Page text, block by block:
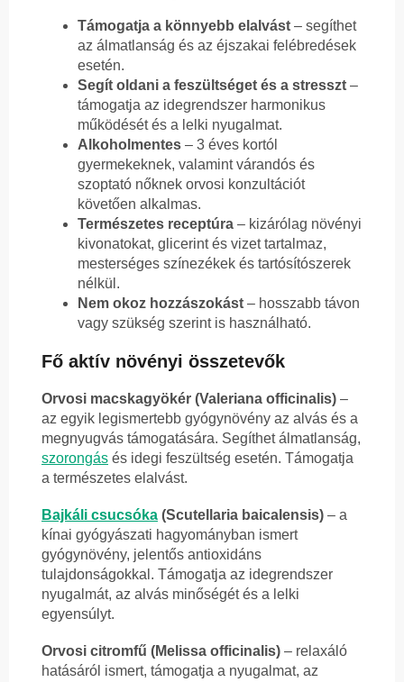
Támogatja a könnyebb elalvást – segíthet
az álmatlanság és az éjszakai felébredések
esetén.
Segít oldani a feszültséget és a stresszt –
támogatja az idegrendszer harmonikus
működését és a lelki nyugalmat.
Alkoholmentes – 3 éves kortól
gyermekeknek, valamint várandós és
szoptató nőknek orvosi konzultációt
követően alkalmas.
Természetes receptúra – kizárólag növényi
kivonatokat, glicerint és vizet tartalmaz,
mesterséges színezékek és tartósítószerek
nélkül.
Nem okoz hozzászokást – hosszabb távon
vagy szükség szerint is használható.
Fő aktív növényi összetevők
Orvosi macskagyökér (Valeriana officinalis) –
az egyik legismertebb gyógynövény az alvás és a
megnyugvás támogatására. Segíthet álmatlanság,
szorongás és idegi feszültség esetén. Támogatja
a természetes elalvást.
Bajkáli csucsóka (Scutellaria baicalensis) – a
kínai gyógyászati hagyományban ismert
gyógynövény, jelentős antioxidáns
tulajdonságokkal. Támogatja az idegrendszer
nyugalmát, az alvás minőségét és a lelki
egyensúlyt.
Orvosi citromfű (Melissa officinalis) – relaxáló
hatásáról ismert, támogatja a nyugalmat, az